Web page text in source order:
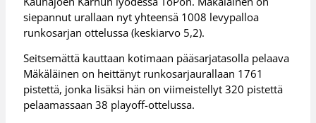
siepannut urallaan nyt yhteensä 1008 levypalloa
runkosarjan ottelussa (keskiarvo 5,2).
Seitsemättä kauttaan kotimaan pääsarjatasolla pelaava
Mäkäläinen on heittänyt runkosarjaurallaan 1761
pistettä, jonka lisäksi hän on viimeistellyt 320 pistettä
pelaamassaan 38 playoff-ottelussa.